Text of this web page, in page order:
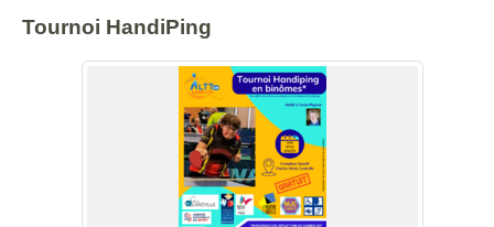
Tournoi HandiPing